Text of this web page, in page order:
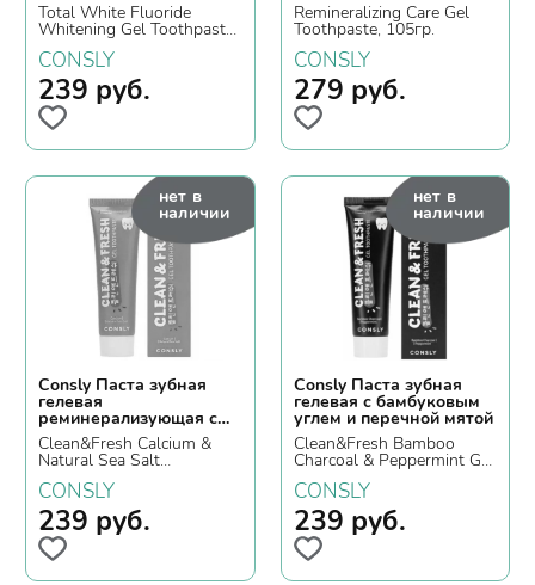
Total White Fluoride
Whitening Gel Toothpaste,
105гр.
CONSLY
239 руб.
Remineralizing Care Gel
Toothpaste, 105гр.
CONSLY
279 руб.
нет в
наличии
Consly Паста зубная
гелевая
реминерализующая с
кальцием и
натуральной морской
солью
Clean&Fresh Calcium &
Natural Sea Salt
Remineralizing Gel
Toothpaste, 105гр.
CONSLY
239 руб.
нет в
наличии
Consly Паста зубная
гелевая с бамбуковым
углем и перечной мятой
Clean&Fresh Bamboo
Charcoal & Peppermint Gel
Toothpaste, 105гр.
CONSLY
239 руб.